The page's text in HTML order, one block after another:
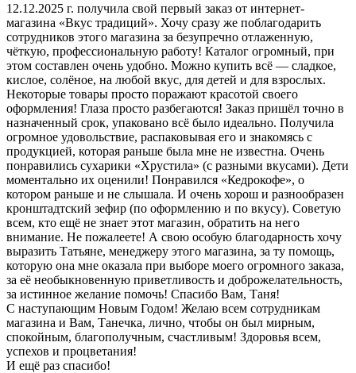
12.12.2025 г. получила свой первый заказ от интернет-
магазина «Вкус традиций». Хочу сразу же поблагодарить
сотрудников этого магазина за безупречно отлаженную,
чёткую, профессиональную работу! Каталог огромный, при
этом составлен очень удобно. Можно купить всё — сладкое,
кислое, солёное, на любой вкус, для детей и для взрослых.
Некоторые товары просто поражают красотой своего
оформления! Глаза просто разбегаются! Заказ пришёл точно в
назначенный срок, упаковано всё было идеально. Получила
огромное удовольствие, распаковывая его и знакомясь с
продукцией, которая раньше была мне не известна. Очень
понравились сухарики «Хрустила» (с разными вкусами). Дети
моментально их оценили! Понравился «Кедрокофе», о
котором раньше и не слышала. И очень хорош и разнообразен
кронштадтский зефир (по оформлению и по вкусу). Советую
всем, кто ещё не знает этот магазин, обратить на него
внимание. Не пожалеете! А свою особую благодарность хочу
выразить Татьяне, менеджеру этого магазина, за ту помощь,
которую она мне оказала при выборе моего огромного заказа,
за её необыкновенную приветливость и доброжелательность,
за истинное желание помочь! Спасибо Вам, Таня!
С наступающим Новым Годом! Желаю всем сотрудникам
магазина и Вам, Танечка, лично, чтобы он был мирным,
спокойным, благополучным, счастливым! Здоровья всем,
успехов и процветания!
И ещё раз спасибо!